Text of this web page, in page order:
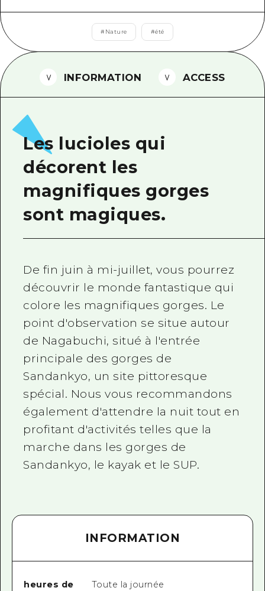
Vidéo d'Hiroshima
Brochure touristique
# Nature #été
INFORMATION ACCESS
Les lucioles qui
décorent les
magnifiques gorges
sont magiques.
De fin juin à mi-juillet, vous pourrez
découvrir le monde fantastique qui
colore les magnifiques gorges. Le
point d'observation se situe autour
de Nagabuchi, situé à l'entrée
principale des gorges de
Sandankyo, un site pittoresque
spécial. Nous vous recommandons
également d'attendre la nuit tout en
profitant d'activités telles que la
marche dans les gorges de
Sandankyo, le kayak et le SUP.
INFORMATION
heures de
Toute la journée